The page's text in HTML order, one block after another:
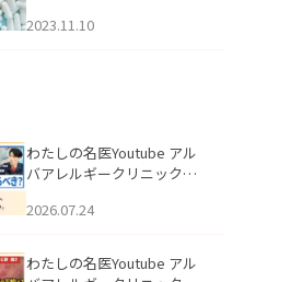
2023.11.10
わたしの名医Youtube アル
バアレルギークリニック札
える男性へ｜医師が教える
公開いたしました。
2026.07.24
わたしの名医Youtube アル